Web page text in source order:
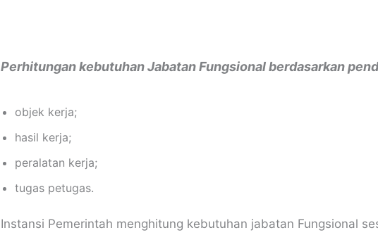
Perhitungan kebutuhan Jabatan Fungsional berdasarkan
objek kerja;
hasil kerja;
peralatan kerja;
tugas petugas.
Instansi Pemerintah menghitung kebutuhan jabatan Fungsional